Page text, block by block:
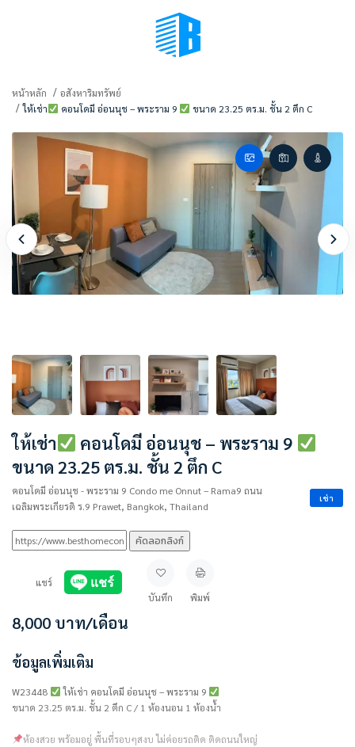
(เลือกมุมมอง)
หน้าหลัก
อสังหาริมทรัพย์
ให้เช่า
คอนโดมี อ่อนนุช – พระราม 9 ขนาด 23.25 ตร.ม. ชั้น 2 ตึก C
ให้เช่า
คอนโดมี อ่อนนุช – พระราม 9
ขนาด 23.25 ตร.ม. ชั้น 2 ตึก C
คอนโดมี อ่อนนุช - พระราม 9 Condo me Onnut – Rama9 ถนน
เฉลิมพระเกียรติ ร.9 Prawet, Bangkok, Thailand
เช่า
คัดลอกลิงก์
แชร์
บันทึก
พิมพ์
8,000 บาท/เดือน
ข้อมูลเพิ่มเติม
W23448
ให้เช่า คอนโดมี อ่อนนุช – พระราม 9
ขนาด 23.25 ตร.ม. ชั้น 2 ตึก C / 1 ห้องนอน 1 ห้องน้ำ
ห้องสวย พร้อมอยู่ พื้นที่รอบๆสงบ ไม่ค่อยรถติด ติดถนนใหญ่